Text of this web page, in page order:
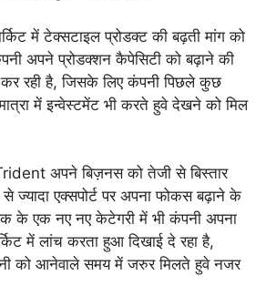
में टेक्सटाइल प्रोडक्ट की बढ़ती मांग को
अपने प्रोडक्शन कैपेसिटी को बढ़ाने की
कर रही है, जिसके लिए कंपनी पिछले कुछ
में इन्वेस्टमेंट भी करते हुवे देखने को मिल
अपने बिज़नस को तेजी से बिस्तार
ज्यादा एक्सपोर्ट पर अपना फोकस बढ़ाने के
के एक नए नए केटेगरी में भी कंपनी अपना
में लांच करता हुआ दिखाई दे रहा है,
को आनेवाले समय में जरुर मिलते हुवे नजर